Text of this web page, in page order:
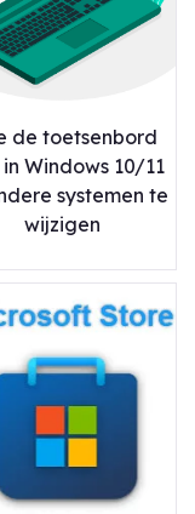
de toetsenbord
Windows 10/11
systemen te
wijzigen